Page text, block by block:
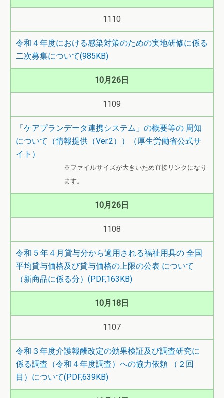
1110
令和４年度における感染対策のための実地研修に係る
二次募集について(985KB)
10月26日
1109
「ケアプランデータ連携システム」の概要等の 周知
について（情報提供（Ver.2））（厚生労働省公式サ
イト）
※ファイルサイズが大きいため直接リンクになり
ます。
10月26日
1108
令和 5 年４月貸与分から適用される福祉用具の 全国
平均貸与価格及び貸与価格の上限の公表 について
（新商品に係る分）(PDF,163KB)
10月18日
1107
令和３年度介護報酬改定の効果検証及び調査研究に
係る調査（令和４年度調査）への協力依頼 （２回
目）について(PDF,639KB)